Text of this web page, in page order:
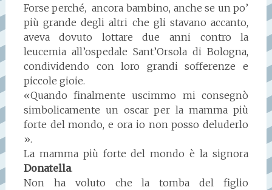
Forse perché, ancora bambino, anche se un po’
più grande degli altri che gli stavano accanto,
aveva dovuto lottare due anni contro la
leucemia all’ospedale Sant’Orsola di Bologna,
condividendo con loro grandi sofferenze e
piccole gioie.
«Quando finalmente uscimmo mi consegnò
simbolicamente un oscar per la mamma più
forte del mondo, e ora io non posso deluderlo
».
La mamma più forte del mondo è la signora
Donatella.
Non ha voluto che la tomba del figlio